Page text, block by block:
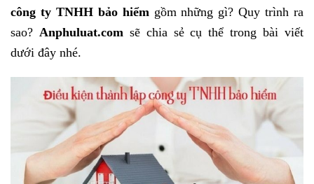
công ty TNHH bảo hiểmgồm những gì? Quy trình ra
sao? Anphuluat.comsẽ chia sẻ cụ thể trong bài viết
dưới đây nhé.